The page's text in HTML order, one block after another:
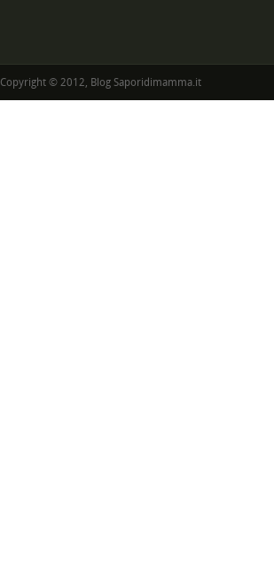
Copyright © 2012, Blog Saporidimamma.it